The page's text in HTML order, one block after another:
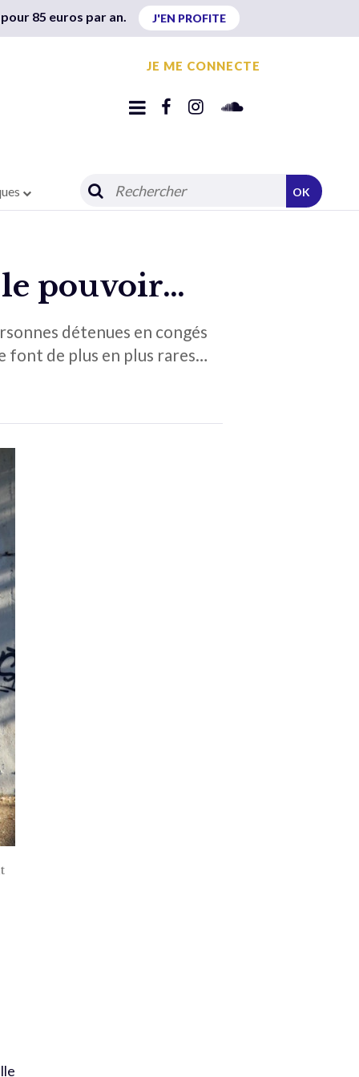
85 euros par an. J'EN PROFITE
JE ME CONNECTE
OK
le pouvoir…
détenues en congés
font de plus en plus rares…